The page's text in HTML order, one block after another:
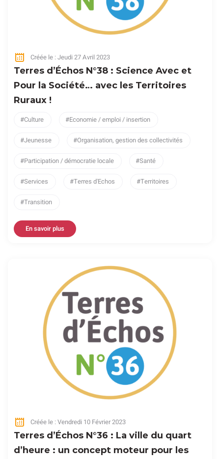
Créée le : Jeudi 27 Avril 2023
Terres d’Échos N°38 : Science Avec et
Pour la Société… avec les Territoires
Ruraux !
Culture Economie / emploi / insertion
Jeunesse Organisation, gestion des collectivités
Participation / démocratie locale Santé
Services Terres d'Echos Territoires
Transition
En savoir plus
Créée le : Vendredi 10 Février 2023
Terres d’Échos N°36 : La ville du quart
d’heure : un concept moteur pour les